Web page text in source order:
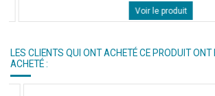
Voir le produit
LES CLIENTS QUI ONT ACHETÉ CE PRODUIT ONT
ACHETÉ :